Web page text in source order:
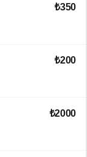
₺350
₺200
₺2000